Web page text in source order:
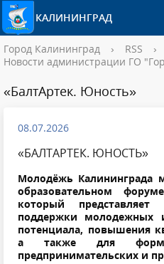
КАЛИНИНГРАД
Город Калининград › RSS
›
Новости администрации ГО
«БалтАртек. Юность»
08.07.2026
«БАЛТАРТЕК. ЮНОСТЬ»
Молодёжь Калининграда
образовательном
который
поддержки молодежных
потенциала, повышения
а также для
предпринимательских и